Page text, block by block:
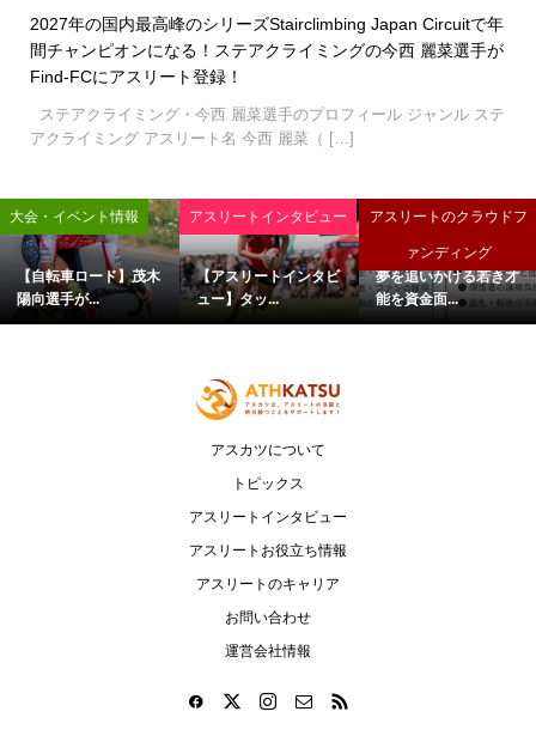
2027年の国内最高峰のシリーズStairclimbing Japan Circuitで年
間チャンピオンになる！ステアクライミングの今西 麗菜選手が
Find-FCにアスリート登録！
ステアクライミング・今西 麗菜選手のプロフィール ジャンル ステ
アクライミング アスリート名 今西 麗菜（ […]
大会・イベント情報
【自転車ロード】茂木
陽向選手が...
アスリートインタビュー
【アスリートインタビ
ュー】タッ...
アスリートのクラウドフ
ァンディング
夢を追いかける若き才
能を資金面...
アスカツについて
トピックス
アスリートインタビュー
アスリートお役立ち情報
アスリートのキャリア
お問い合わせ
運営会社情報